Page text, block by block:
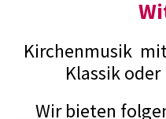
Kirchenmusik
Klassik
Wir bieten